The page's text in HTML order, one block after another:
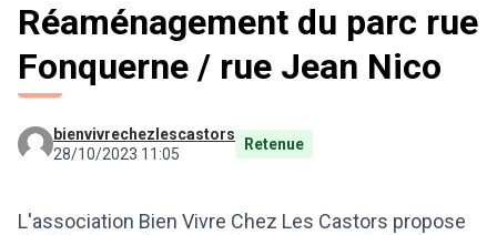
Réaménagement du parc rue
Fonquerne / rue Jean Nico
bienvivrechezlescastors
28/10/2023 11:05
Retenue
L'association Bien Vivre Chez Les Castors propose